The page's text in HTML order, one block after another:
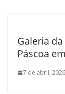
Galeria
Páscoa
7 de abril, 2026